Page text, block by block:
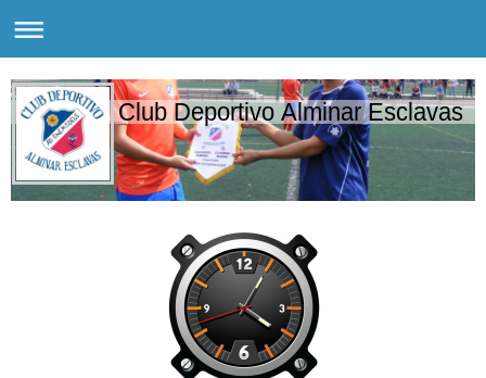
Club Deportivo Alminar Esclavas